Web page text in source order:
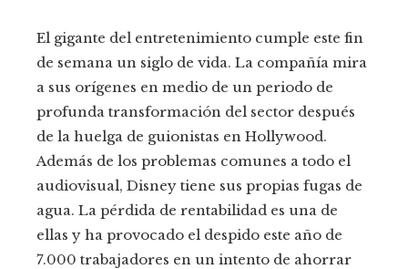
El gigante del entretenimiento cumple este fin
de semana un siglo de vida. La compañía mira
a sus orígenes en medio de un periodo de
profunda transformación del sector después
de la huelga de guionistas en Hollywood.
Además de los problemas comunes a todo el
audiovisual, Disney tiene sus propias fugas de
agua. La pérdida de rentabilidad es una de
ellas y ha provocado el despido este año de
7.000 trabajadores en un intento de ahorrar